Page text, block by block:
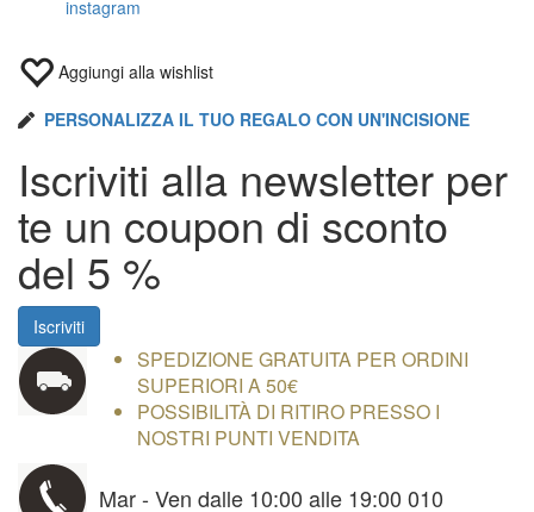
instagram
Aggiungi alla wishlist
PERSONALIZZA IL TUO REGALO CON UN'INCISIONE
Iscriviti alla newsletter per
te un coupon di sconto
del 5 %
Iscriviti
SPEDIZIONE GRATUITA PER ORDINI
SUPERIORI A 50€
POSSIBILITÀ DI RITIRO PRESSO I
NOSTRI PUNTI VENDITA
Mar - Ven dalle 10:00 alle 19:00 010